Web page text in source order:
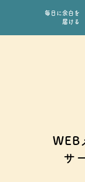
毎日に余白を
届ける
WEB
サ